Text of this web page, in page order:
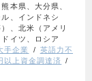
本県、大分県、
、インドネシ
、北米（アメリ
イツ、ロシア
手企業
英語力不
以上資金調達済